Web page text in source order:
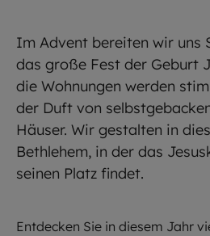
Im Advent bereiten wir uns
das große Fest der Geburt
die Wohnungen werden
der Duft von
Häuser. Wir gestalten in
Bethlehem, in der das
seinen Platz findet.
Entdecken Sie in diesem Jahr